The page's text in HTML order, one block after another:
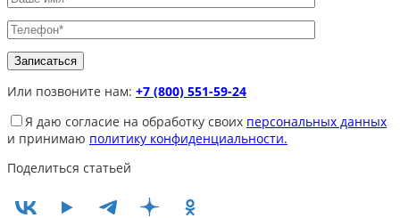
Или позвоните нам: +7 (800) 551-59-24
Я даю согласие на обработку своих персональных данных
и принимаю политику конфиденциальности.
Поделиться статьей